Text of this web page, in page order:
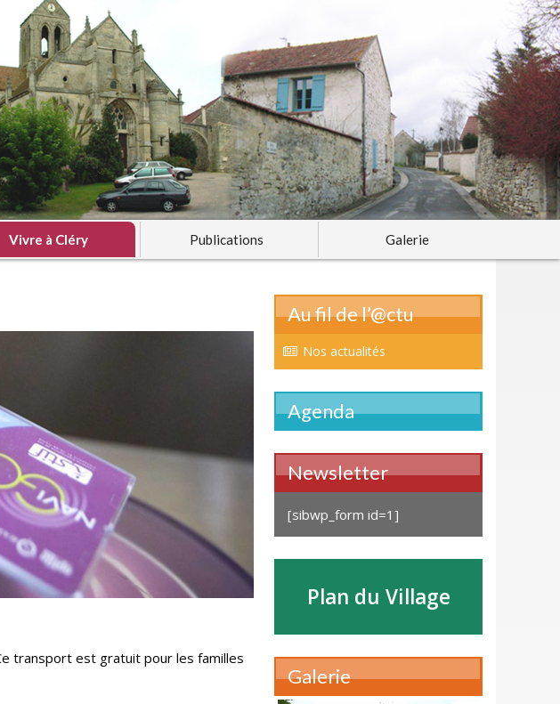
Vivre à Cléry Publications Galerie
transport est gratuit pour les familles
Au fil de l’@ctu
Nos actualités
Agenda
Newsletter
[sibwp_form id=1]
Plan du Village
Galerie